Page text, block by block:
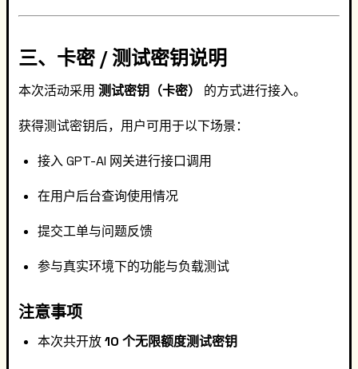
三、卡密 / 测试密钥说明
本次活动采用 测试密钥（卡密） 的方式进行接入。
获得测试密钥后，用户可用于以下场景：
接入 GPT-AI 网关进行接口调用
在用户后台查询使用情况
提交工单与问题反馈
参与真实环境下的功能与负载测试
注意事项
本次共开放10 个无限额度测试密钥